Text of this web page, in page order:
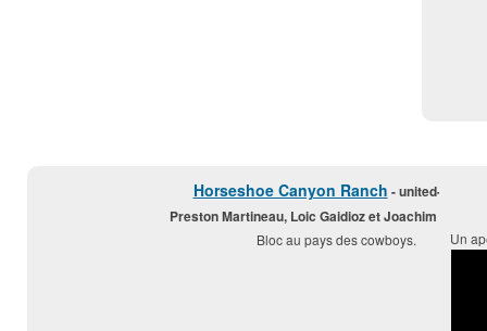
Horseshoe Canyon Ranch - united-states
Preston Martineau, Loic Gaidioz et Joachim
Bloc au pays des cowboys. Un